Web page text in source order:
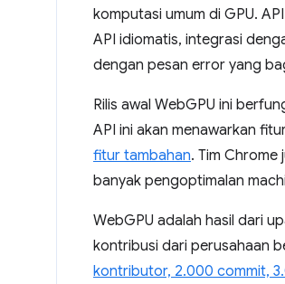
komputasi umum di GPU.
API idiomatis, integrasi
dengan pesan error yang
Rilis awal WebGPU ini
API ini akan menawarkan
fitur tambahan. Tim
banyak pengoptimalan
WebGPU adalah hasil dari
kontribusi dari perusahaan
kontributor, 2.000 commit,